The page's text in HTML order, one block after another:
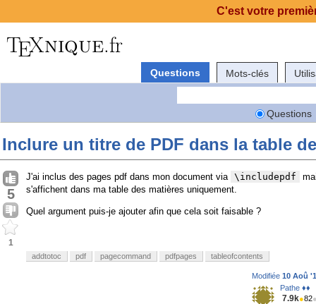
Questions Mots-clés
Questions
Inclure un titre de PDF dans la table
5
1
J'ai inclus des pages pdf dans mon document via \includepdf
s'affichent dans ma table des matières uniquement.
Quel argument puis-je ajouter afin que cela soit faisable ?
addtotoc pdf pagecommand pdfpages tableofcontents
Modifiée 10 Aoû
Pathe ♦♦
7.9k●82
C'est votre